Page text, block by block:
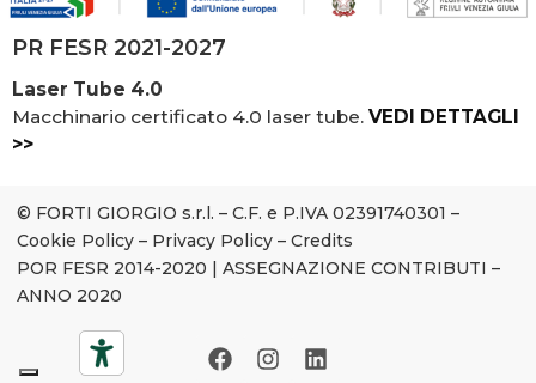
PR FESR 2021-2027
Laser Tube 4.0
Macchinario certificato 4.0 laser tube. VEDI DETTAGLI
>>
© FORTI GIORGIO s.r.l. – C.F. e P.IVA 02391740301 –
Cookie Policy – Privacy Policy – Credits
POR FESR 2014-2020 | ASSEGNAZIONE CONTRIBUTI –
ANNO 2020